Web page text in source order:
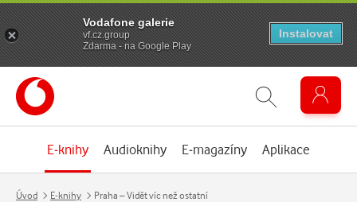
E-knihy Audioknihy E-magazíny Aplikace
Úvod E-knihy Praha – Vidět víc než ostatní
Vodafone galerie
vf.cz.group
Zdarma - na Google Play
Instalovat